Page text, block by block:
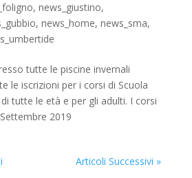
, news_giustino,
, news_home, news_sma,
tutte le piscine invernali
le iscrizioni per i corsi di Scuola
tutte le età e per gli adulti. I corsi
2019
Articoli Successivi »